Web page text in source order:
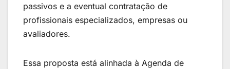
passivos e a eventual contratação de
profissionais especializados, empresas ou
avaliadores.
Essa proposta está alinhada à Agenda de